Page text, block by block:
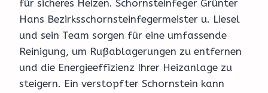
für sicheres Heizen. Schornsteinfeger Grünter
Hans Bezirksschornsteinfegermeister u. Liesel
und sein Team sorgen für eine umfassende
Reinigung, um Rußablagerungen zu entfernen
und die Energieeffizienz Ihrer Heizanlage zu
steigern. Ein verstopfter Schornstein kann